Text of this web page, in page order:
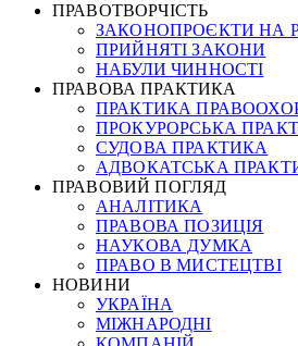
ПРАВОТВОРЧІСТЬ
ЗАКОНОПРОЄКТИ НА
ПРИЙНЯТІ ЗАКОНИ
НАБУЛИ ЧИННОСТІ
ПРАВОВА ПРАКТИКА
ПРАКТИКА
ПРОКУРОРСЬКА
СУДОВА ПРАКТИКА
АДВОКАТСЬКА
ПРАВОВИЙ ПОГЛЯД
АНАЛІТИКА
ПРАВОВА ПОЗИЦІЯ
НАУКОВА ДУМКА
ПРАВО В МИСТЕЦТВІ
НОВИНИ
УКРАЇНА
МІЖНАРОДНІ